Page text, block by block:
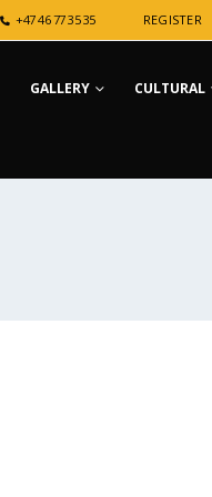
+47 46 77 35 35 REGISTER
GALLERY CULTURAL